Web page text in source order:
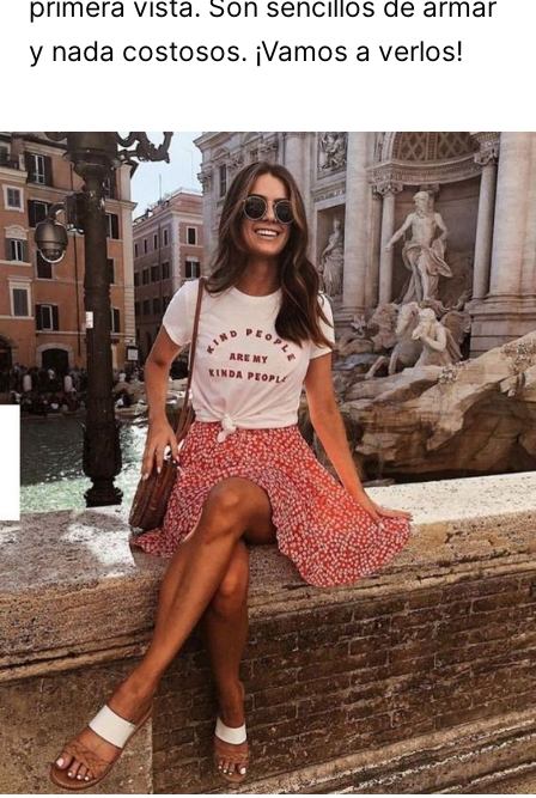
primera vista. Son sencillos de armar
y nada costosos. ¡Vamos a verlos!